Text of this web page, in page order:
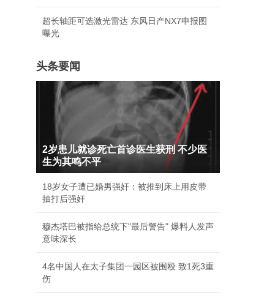
超长轴距可选激光雷达 东风日产NX7申报图
曝光
头条要闻
2岁患儿就诊死亡首诊医生获刑 不少医
生为其鸣不平
18岁女子遭已婚男强奸：被推到床上用皮带
抽打后强奸
穆杰塔巴被指给总统下"最后警告" 爆料人发声
意味深长
4名中国人在太子集团一园区被围殴 致1死3重
伤